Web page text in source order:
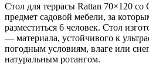
Стол для террасы Rattan 70×120
предмет садовой мебели, за
разместиться 6 человек. Стол
— материала, устойчивого к
погодным условиям, влаге или
натуральным ротангом.